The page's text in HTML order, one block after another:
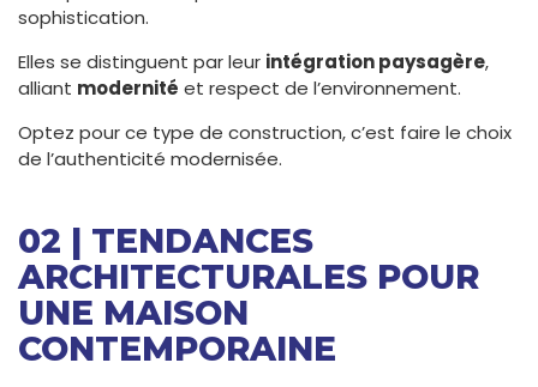
sophistication.
Elles se distinguent par leur intégration paysagère,
alliant modernité et respect de l’environnement.
Optez pour ce type de construction, c’est faire le choix
de l’authenticité modernisée.
02 | TENDANCES
ARCHITECTURALES POUR
UNE MAISON
CONTEMPORAINE